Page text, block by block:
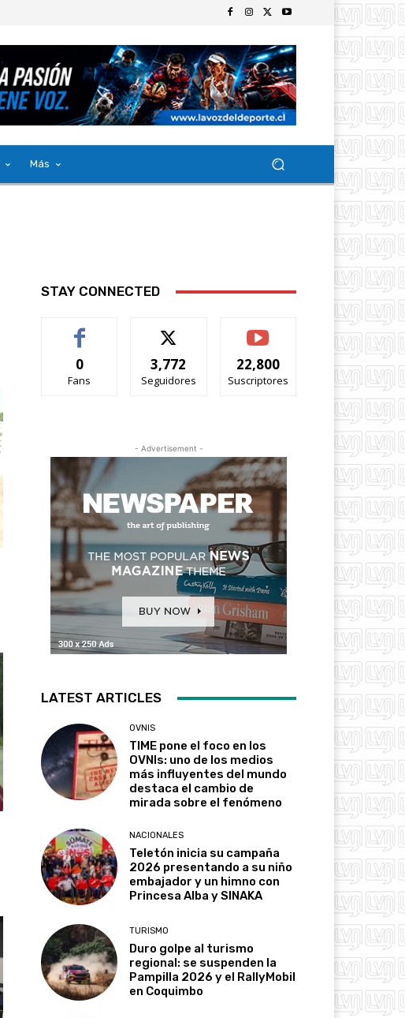
Más
STAY CONNECTED
0
Fans
3,772
Seguidores
22,800
Suscriptores
- Advertisement -
LATEST ARTICLES
OVNIS
TIME pone el foco en los
OVNIs: uno de los medios
más influyentes del mundo
destaca el cambio de
mirada sobre el fenómeno
NACIONALES
Teletón inicia su campaña
2026 presentando a su niño
embajador y un himno con
Princesa Alba y SINAKA
TURISMO
Duro golpe al turismo
regional: se suspenden la
Pampilla 2026 y el RallyMobil
en Coquimbo